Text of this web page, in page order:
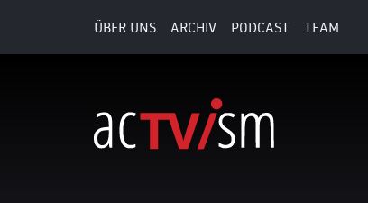
ÜBER UNS ARCHIV PODCAST TEAM